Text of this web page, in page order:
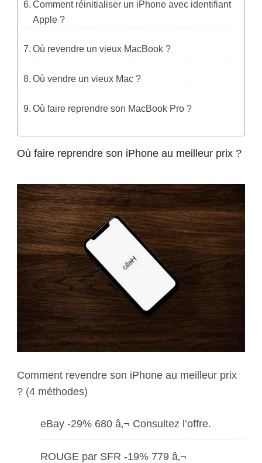
Comment réinitialiser un iPhone avec identifiant
Apple ?
Où revendre un vieux MacBook ?
Où vendre un vieux Mac ?
Où faire reprendre son MacBook Pro ?
Où faire reprendre son iPhone au meilleur prix ?
Comment revendre son iPhone au meilleur prix
? (4 méthodes)
eBay -29% 680 â‚¬ Consultez l’offre.
ROUGE par SFR -19% 779 â‚¬